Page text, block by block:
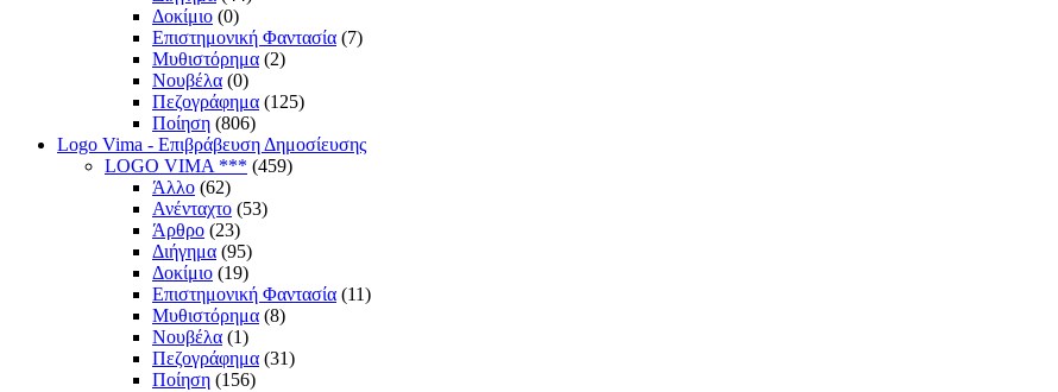
Δοκίμιο (0)
Επιστημονική Φαντασία (7)
Μυθιστόρημα (2)
Νουβέλα (0)
Πεζογράφημα (125)
Ποίηση (806)
Logo Vima - Επιβράβευση Δημοσίευσης
LOGO VIMA *** (459)
Άλλο (62)
Ανένταχτο (53)
Άρθρο (23)
Διήγημα (95)
Δοκίμιο (19)
Επιστημονική Φαντασία (11)
Μυθιστόρημα (8)
Νουβέλα (1)
Πεζογράφημα (31)
Ποίηση (156)